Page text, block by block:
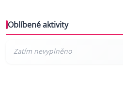
Oblíbené aktivity